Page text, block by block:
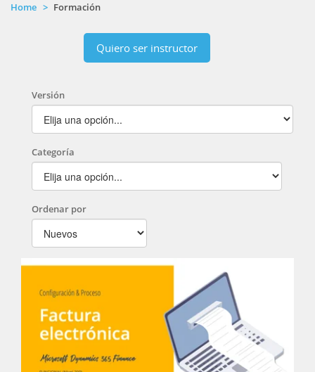
Home Formación
Quiero ser instructor
Versión
Categoría
Ordenar por